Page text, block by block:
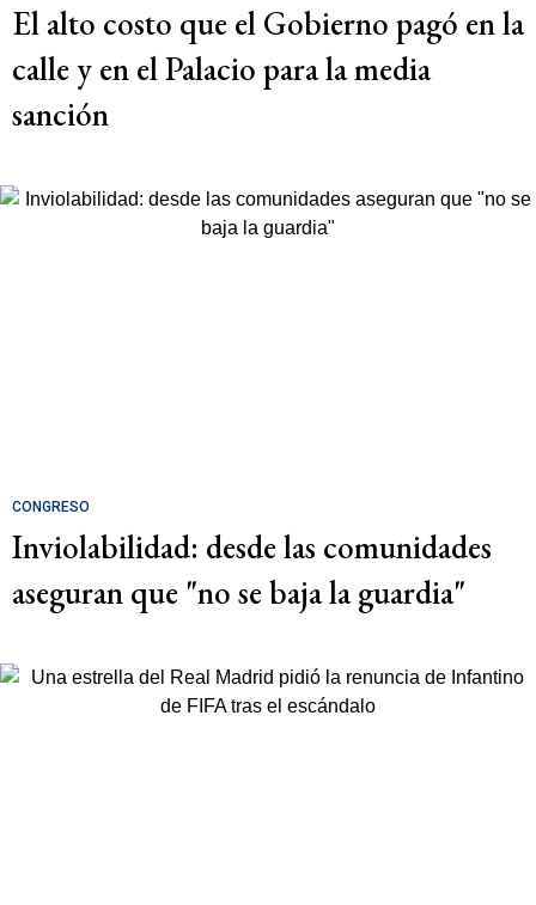
El alto costo que el Gobierno pagó en la
calle y en el Palacio para la media
sanción
CONGRESO
Inviolabilidad: desde las comunidades
aseguran que "no se baja la guardia"